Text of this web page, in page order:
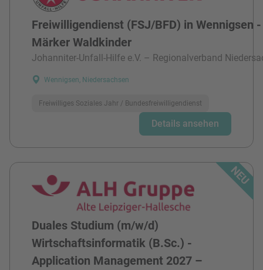
Freiwilligendienst (FSJ/BFD) in Wennigsen
Märker Waldkinder
Johanniter-Unfall-Hilfe e.V. – Regionalverband
Wennigsen, Niedersachsen
Freiwilliges Soziales Jahr / Bundesfreiwilligendienst
Details ansehen
Duales Studium (m/w/d)
Wirtschaftsinformatik (B.Sc.) -
Application Management 2027 –